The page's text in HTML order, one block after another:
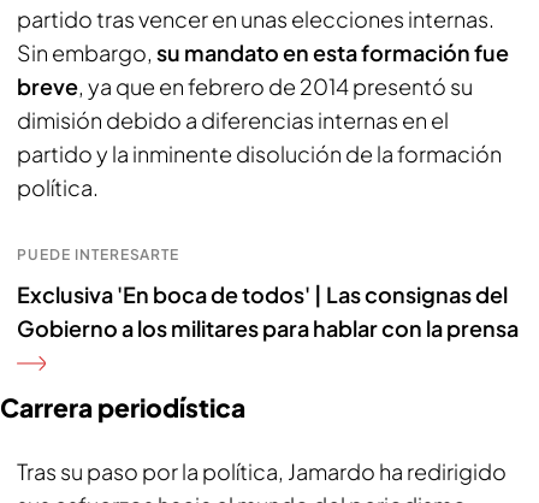
partido tras vencer en unas elecciones internas.
Sin embargo, su mandato en esta formación fue
breve, ya que en febrero de 2014 presentó su
dimisión debido a diferencias internas en el
partido y la inminente disolución de la formación
política.
PUEDE INTERESARTE
Exclusiva 'En boca de todos' | Las consignas del
Gobierno a los militares para hablar con la prensa
Carrera periodística
Tras su paso por la política, Jamardo ha redirigido